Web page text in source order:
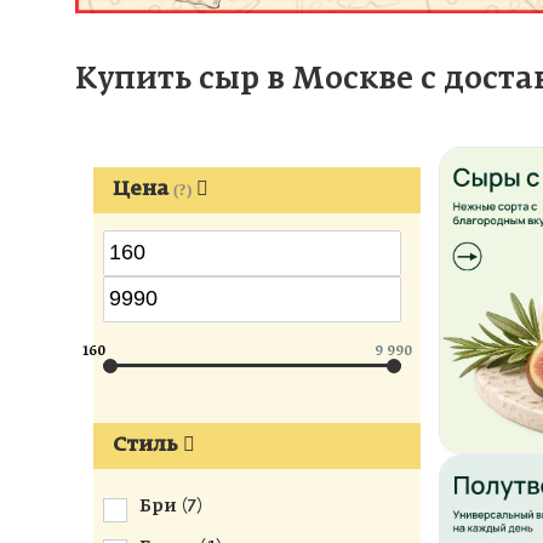
Купить сыр в Москве с
Цена (?)
160 9 990
Стиль
Бри (7)